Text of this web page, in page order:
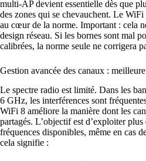
multi-AP devient essentielle dès que
des zones qui se chevauchent. Le
au cœur de la norme. Important : cela
design réseau. Si les bornes sont mal
calibrées, la norme seule ne corrigera
Gestion avancée des canaux :
Le spectre radio est limité. Dans les
6 GHz, les interférences sont
WiFi 8 améliore la manière dont les
partagés. L’objectif est d’exploiter
fréquences disponibles, même en cas
cela signifie :